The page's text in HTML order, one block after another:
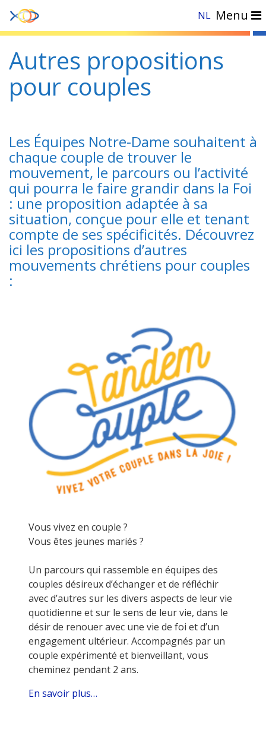
NL Menu
Autres propositions
pour couples
Les Équipes Notre-Dame souhaitent à
chaque couple de trouver le
mouvement, le parcours ou l’activité
qui pourra le faire grandir dans la Foi
: une proposition adaptée à sa
situation, conçue pour elle et tenant
compte de ses spécificités. Découvrez
ici les propositions d’autres
mouvements chrétiens pour couples
:
Vous vivez en couple ?
Vous êtes jeunes mariés ?
Un parcours qui rassemble en équipes des
couples désireux d’échanger et de réfléchir
avec d’autres sur les divers aspects de leur vie
quotidienne et sur le sens de leur vie, dans le
désir de renouer avec une vie de foi et d’un
engagement ultérieur. Accompagnés par un
couple expérimenté et bienveillant, vous
cheminez pendant 2 ans.
En savoir plus…